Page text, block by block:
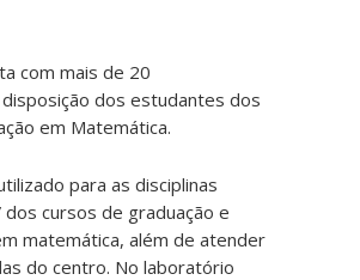
com mais de 20
dos estudantes dos
em Matemática.
para as disciplinas
dos cursos de graduação e
matemática, além de atender
do centro. No laboratório